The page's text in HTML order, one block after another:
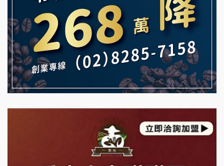
自助洗衣店誠徵代洗收送人員(台中市)
MUSHEN徵SPA美容芳療師
日十。早午食加盟說明會
拾鑶火鍋加盟說明會
TEA TOP加盟說明會
珍好味臭臭鍋加盟說明會
藍象廷泰式火鍋加盟說明會
莫尼早餐Morni加盟說明會